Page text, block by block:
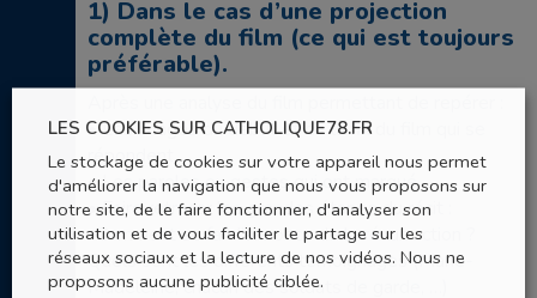
1) Dans le cas d’une projection
complète du film (ce qui est toujours
préférable).
• Les images du début et de la fin du film qui se
répondent
• Les paroles ou gestes qui ont marqué
• Faire retracer les grandes étapes du récit :
-Comment se fait l’annonce de la résurrection ?
Quels sont les différents témoignages (Marie-
Madeleine, chacun des soldats de garde, …)
LES COOKIES SUR CATHOLIQUE78.FR
Le stockage de cookies sur votre appareil nous permet
d'améliorer la navigation que nous vous proposons sur
notre site, de le faire fonctionner, d'analyser son
utilisation et de vous faciliter le partage sur les
réseaux sociaux et la lecture de nos vidéos. Nous ne
proposons aucune publicité ciblée.